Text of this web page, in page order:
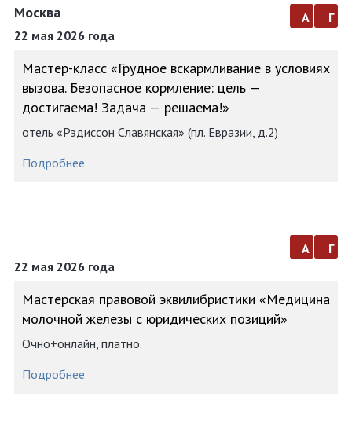
Москва
22 мая 2026 года
а г
Мастер-класс «Грудное вскармливание в условиях
вызова. Безопасное кормление: цель —
достигаема! Задача — решаема!»
отель «Рэдиссон Славянская» (пл. Евразии, д.2)
Подробнее
22 мая 2026 года
а г
Мастерская правовой эквилибристики «Медицина
молочной железы с юридических позиций»
Очно+онлайн, платно.
Подробнее